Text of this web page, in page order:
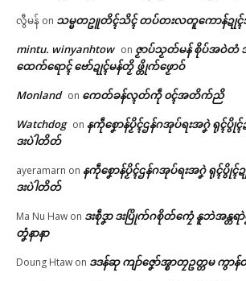
ဌာန်ပရိုၚ်ဗၠးၜး
ရုဲစှ်
ပရိုၚ်လက္ကရဴအိုတ်
🏛 လညာတ်ပါ်ပဲါ
ညးဒါန်လိက်
ဗွဳဒဳယဵု
ကေတ်အဆက်
Related
တိဍာ်ဍုၚ်ဂှ် ဟိုတ်နူပရေၚ်ထိၚ်ဒဝ်
ဟွံမွဲတုဲ ဍာ်ဒဴဒၟံၚ် လၟေၚ်သၞာံရောၚ်
April 23, 2026
ဒၟာနူရာန်ကၠေ
July 30, 2026
In "ပရိုၚ်"
လွီမန် on သမ္မတဥူတိၚ်သိၚ် တပ်တးလတူကောန်ဍု
mintu. winyanhtow on ဇၟာပ်သၟတ်မန် စိုပ်အဝဲတံ
ထေက်ရောၚ် ဗော်ဍုၚ်မန်တၟိ ဖ္တိုက်ဖၟောဝ်
Monland on ကေတ်ခန်လ္ၚတ်ကဵု ၀ၚ်အတိက်ညိ
Watchdog on နကဵုစၞောန်ပၟိၚ်ဌန်ဂအုပ်ရးအဂၞဲ ရုၚ်ပွိုၚ်
ဒးပဲါတိတ်
ayeramarn on နကဵုစၞောန်ပၟိၚ်ဌန်ဂအုပ်ရးအဂၞဲ ရုၚ်ပွိုၚ်
ဒးပဲါတိတ်
Ma Nu Haw on ဒးစဵုဒၞာ ဒးပြိုက်ဂစိုတ်ကၠေံ နူဘဲအန္တရ
တၞံနာနာ
Doung Htaw on ဒဒန်ဆု ကျာ်ဇၞော်အ္စာတၠဥတ္တမ ကွ